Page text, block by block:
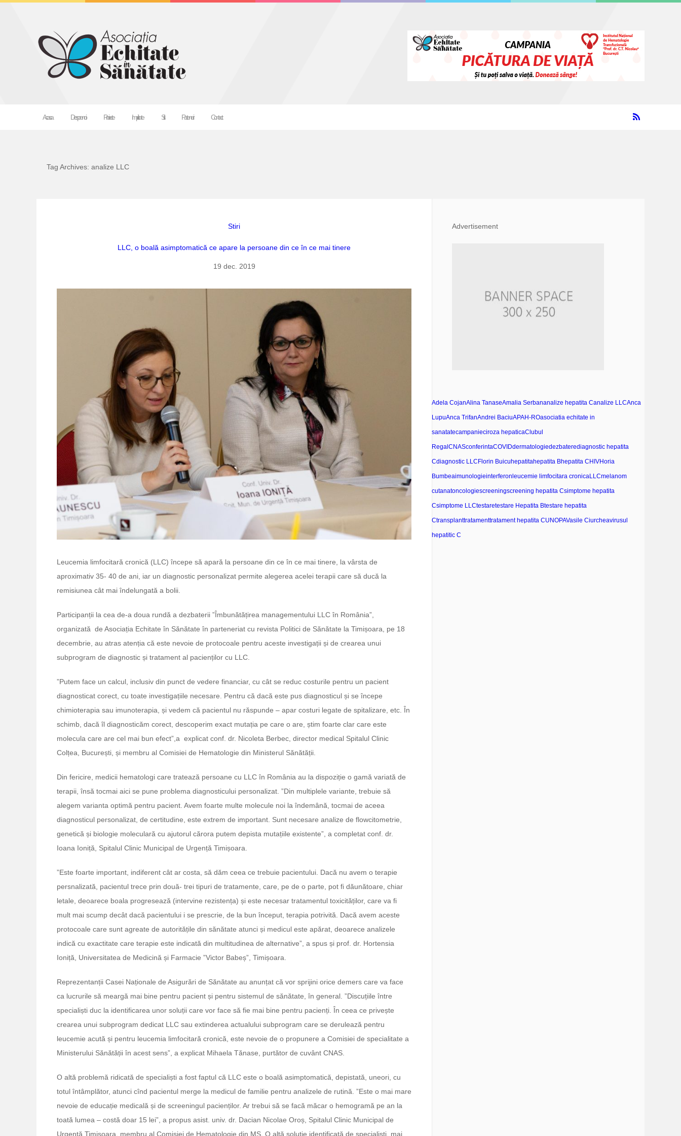
Acasa Despre noi Proiecte Implica-te Stiri Parteneri Contact
Tag Archives: analize LLC
Stiri
LLC, o boală asimptomatică ce apare la persoane din ce în ce mai tinere
19 dec. 2019
Leucemia limfocitară cronică (LLC) începe să apară la persoane din ce în ce mai tinere, la vârsta de
aproximativ 35- 40 de ani, iar un diagnostic personalizat permite alegerea acelei terapii care să ducă la
remisiunea cât mai îndelungată a bolii.
Participanții la cea de-a doua rundă a dezbaterii ”Îmbunătățirea managementului LLC în România”,
organizată de Asociația Echitate în Sănătate în parteneriat cu revista Politici de Sănătate la Timișoara, pe 18
decembrie, au atras atenția că este nevoie de protocoale pentru aceste investigații și de crearea unui
subprogram de diagnostic și tratament al pacienților cu LLC.
”Putem face un calcul, inclusiv din punct de vedere financiar, cu cât se reduc costurile pentru un pacient
diagnosticat corect, cu toate investigațiile necesare. Pentru că dacă este pus diagnosticul și se începe
chimioterapia sau imunoterapia, și vedem că pacientul nu răspunde – apar costuri legate de spitalizare, etc. În
schimb, dacă îl diagnosticăm corect, descoperim exact mutația pe care o are, știm foarte clar care este
molecula care are cel mai bun efect”,a explicat conf. dr. Nicoleta Berbec, director medical Spitalul Clinic
Colțea, București, și membru al Comisiei de Hematologie din Ministerul Sănătății.
Din fericire, medicii hematologi care tratează persoane cu LLC în România au la dispoziție o gamă variată de
terapii, însă tocmai aici se pune problema diagnosticului personalizat. ”Din multiplele variante, trebuie să
alegem varianta optimă pentru pacient. Avem foarte multe molecule noi la îndemână, tocmai de aceea
diagnosticul personalizat, de certitudine, este extrem de important. Sunt necesare analize de flowcitometrie,
genetică și biologie moleculară cu ajutorul cărora putem depista mutațiile existente”, a completat conf. dr.
Ioana Ioniță, Spitalul Clinic Municipal de Urgență Timișoara.
”Este foarte important, indiferent cât ar costa, să dăm ceea ce trebuie pacientului. Dacă nu avem o terapie
persnalizată, pacientul trece prin două- trei tipuri de tratamente, care, pe de o parte, pot fi dăunătoare, chiar
letale, deoarece boala progresează (intervine rezistența) și este necesar tratamentul toxicităților, care va fi
mult mai scump decât dacă pacientului i se prescrie, de la bun început, terapia potrivită. Dacă avem aceste
protocoale care sunt agreate de autoritățile din sănătate atunci și medicul este apărat, deoarece analizele
indică cu exactitate care terapie este indicată din multitudinea de alternative”, a spus și prof. dr. Hortensia
Ioniță, Universitatea de Medicină și Farmacie ”Victor Babeș”, Timișoara.
Reprezentanții Casei Naționale de Asigurări de Sănătate au anunțat că vor sprijini orice demers care va face
ca lucrurile să meargă mai bine pentru pacient și pentru sistemul de sănătate, în general. ”Discuțiile între
specialiști duc la identificarea unor soluții care vor face să fie mai bine pentru pacienți. În ceea ce privește
crearea unui subprogram dedicat LLC sau extinderea actualului subprogram care se derulează pentru
leucemie acută și pentru leucemia limfocitară cronică, este nevoie de o propunere a Comisiei de specialitate a
Ministerului Sănătății în acest sens”, a explicat Mihaela Tănase, purtător de cuvânt CNAS.
O altă problemă ridicată de specialiști a fost faptul că LLC este o boală asimptomatică, depistată, uneori, cu
totul întâmplător, atunci cînd pacientul merge la medicul de familie pentru analizele de rutină. ”Este o mai mare
nevoie de educație medicală și de screeningul pacienților. Ar trebui să se facă măcar o hemogramă pe an la
toată lumea – costă doar 15 lei”, a propus asist. univ. dr. Dacian Nicolae Oroș, Spitalul Clinic Municipal de
Urgență Timișoara, membru al Comisiei de Hematologie din MS. O altă soluție identificată de specialiști, mai
Advertisement
Adela CojanAlina TanaseAmalia Serbananalize hepatita Canalize LLCAnca
LupuAnca TrifanAndrei BaciuAPAH-ROasociatia echitate in
sanatatecampanieciroza hepaticaClubul
Regal CNASconferintaCOVIDdermatologiedezbaterediagnostic hepatita
Cdiagnostic LLC Florin Buicuhepatitahepatita Bhepatita C HIVHoria
Bumbeaimunologieinterferon leucemie limfocitara cronicaLLCmelanom
cutanatoncologiescreeningscreening hepatita Csimptome hepatita
Csimptome LLCtestaretestare Hepatita Btestare hepatita
Ctransplanttratamenttratament hepatita CUNOPAVasile Ciurcheavirusul
hepatitic C